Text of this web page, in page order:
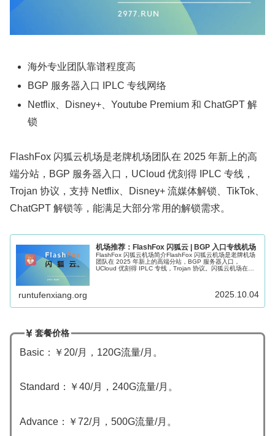
海外专业团队靠谱程度高
BGP 服务器入口 IPLC 专线网络
Netflix、Disney+、Youtube Premium 和 ChatGPT 解
锁
FlashFox 闪狐云机场是老牌机场团队在 2025 年新上的高
端分站，BGP 服务器入口，UCloud 优刻得 IPLC 专线，
Trojan 协议，支持 Netflix、Disney+ 流媒体解锁、TikTok、
ChatGPT 解锁等，能满足大部分常用的解锁需求。
机场推荐：FlashFox 闪狐云 | BGP 入口专线机场
FlashFox 闪狐云机场简介FlashFox 闪狐云机场是老牌机场
团队在 2025 年新上的高端分站，BGP 服务器入口，
UCloud 优刻得 IPLC 专线，Trojan 协议。闪狐云机场在高
runtufenxiang.org 2025.10.04
套餐价格
Basic：￥20/月，120G流量/月。
Standard：￥40/月，240G流量/月。
Advance：￥72/月，500G流量/月。